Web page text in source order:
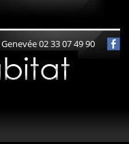
Genevée 02 33 07 49 90